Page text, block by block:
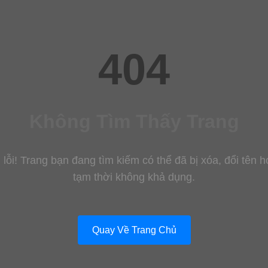
404
lỗi! Trang bạn đang tìm kiếm có thể đã bị xóa, đổi tên
tạm thời không khả dụng.
Quay Về Trang Chủ